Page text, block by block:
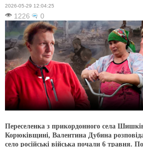
2026-05-29 12:04:25
1226 0
Переселенка з прикордонного села
Корюківщині, Валентина Дубина
село російські війська почали 6 травня.